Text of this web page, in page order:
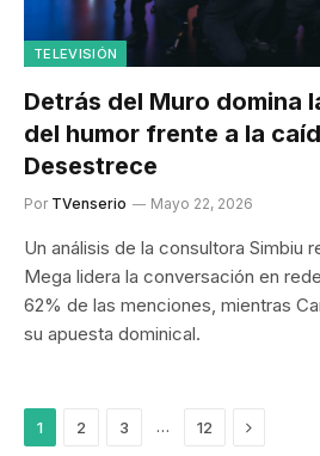
TELEVISIÓN
Detrás del Muro domina
del humor frente a la
Desestrece
Por TVenserio Mayo 22, 2026
Un análisis de la consultora Simbiu
Mega lidera la conversación en
62% de las menciones, mientras
su apuesta dominical.
1 2 3 … 12 Siguiente